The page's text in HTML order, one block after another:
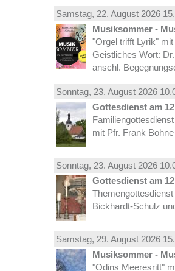
Samstag, 22. August 2026
Musiksommer -
"Orgel trifft Lyrik"
Geistliches Wort:
anschl.
Sonntag, 23. August 2026
Gottesdienst am
mit Pfr. Frank
Sonntag, 23. August 2026
Gottesdienst am
Bickhardt-Schulz
Samstag, 29. August 2026
Musiksommer -
"Odins Meeresritt"